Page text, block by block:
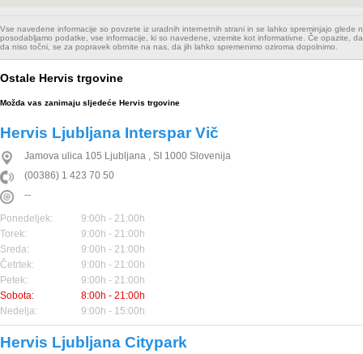
Vse navedene informacije so povzete iz uradnih internetnih strani in se lahko spreminjajo glede
posodabljamo podatke, vse informacije, ki so navedene, vzemite kot informativne. Če opazite,
da niso točni, se za popravek obrnite na nas, da jih lahko spremenimo oziroma dopolnimo.
Ostale Hervis trgovine
Možda vas zanimaju sljedeće Hervis trgovine
Hervis Ljubljana Interspar Vič
Jamova ulica 105 Ljubljana , SI 1000 Slovenija
(00386) 1 423 70 50
--
Ponedeljek:
9:00h - 21:00h
Torek:
9:00h - 21:00h
Sreda:
9:00h - 21:00h
Četrtek:
9:00h - 21:00h
Petek:
9:00h - 21:00h
Sobota:
8:00h - 21:00h
Nedelja:
9:00h - 15:00h
Hervis Ljubljana Citypark